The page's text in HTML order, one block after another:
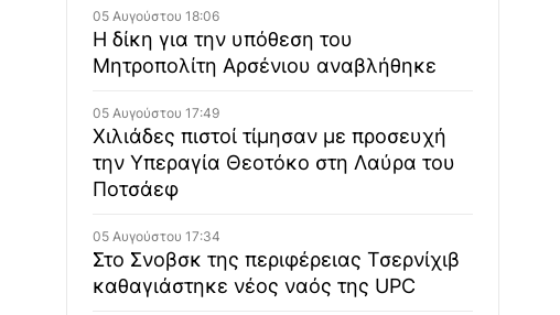
05 Αυγούστου 18:06
Η δίκη για την υπόθεση του
Μητροπολίτη Αρσένιου αναβλήθηκε
05 Αυγούστου 17:49
Χιλιάδες πιστοί τίμησαν με προσευχή
την Υπεραγία Θεοτόκο στη Λαύρα του
Ποτσάεφ
05 Αυγούστου 17:34
Στο Σνοβσκ της περιφέρειας Τσερνίχιβ
καθαγιάστηκε νέος ναός της UPC